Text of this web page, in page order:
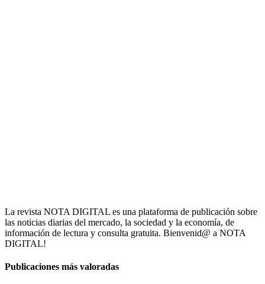
La revista NOTA DIGITAL es una plataforma de publicación sobre
las noticias diarias del mercado, la sociedad y la economía, de
información de lectura y consulta gratuita. Bienvenid@ a NOTA
DIGITAL!
Publicaciones más valoradas